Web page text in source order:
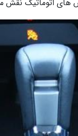
های اتوماتیک